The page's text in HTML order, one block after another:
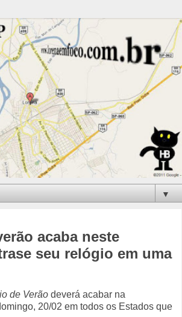
▼
acaba neste
seu relógio em uma
de Verão deverá acabar na
20/02 em todos os Estados que